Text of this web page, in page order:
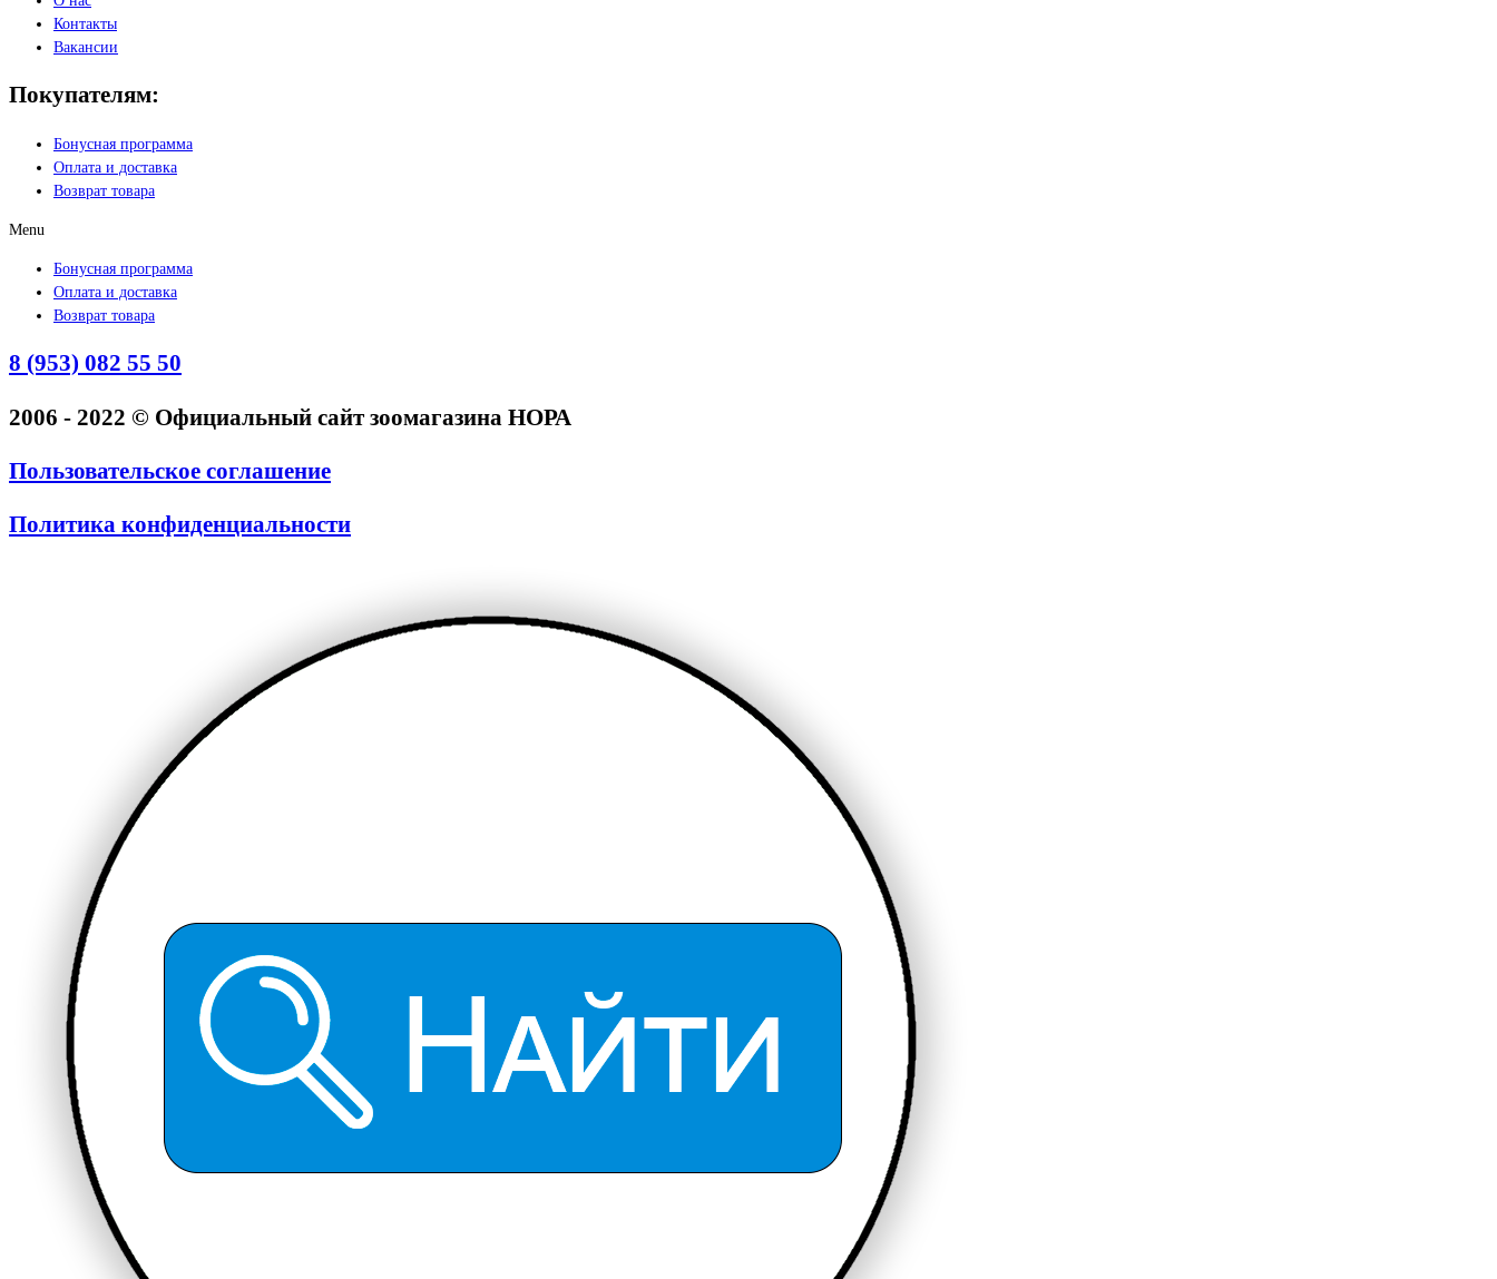
Контакты
Вакансии
Покупателям:
Бонусная программа
Оплата и доставка
Возврат товара
Menu
Бонусная программа
Оплата и доставка
Возврат товара
8 (953) 082 55 50
2006 - 2022 © Официальный сайт зоомагазина НОРА
Пользовательское соглашение
Политика конфиденциальности